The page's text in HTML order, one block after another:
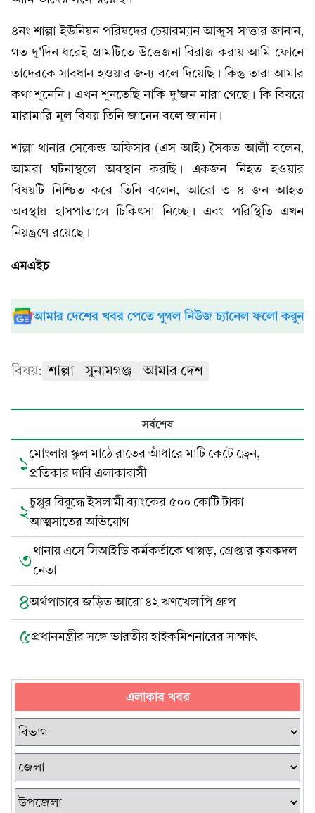
৪নং শাল্লা ইউনিয়ন পরিষদের চেয়ারম্যান আব্দুস সাত্তার জানান,
গত দু'দিন ধরেই গ্রামটিতে উত্তেজনা বিরাজ করায় আমি ফোনে
তাদেরকে সাবধান হওয়ার জন্য বলে দিয়েছি। কিন্তু তারা আমার
কথা শুনেনি। এখন শুনতেছি নাকি দু'জন মারা গেছে। কি বিষয়ে
মারামারি মূল বিষয় তিনি জানেন বলে জানান।
শাল্লা থানার সেকেন্ড অফিসার (এস আই) সৈকত আলী বলেন,
আমরা ঘটনাস্থলে অবস্থান করছি। একজন নিহত হওয়ার
বিষয়টি নিশ্চিত করে তিনি বলেন, আরো ৩-৪ জন আহত
অবস্থায় হাসপাতালে চিকিৎসা নিচ্ছে। এবং পরিস্থিতি এখন
নিয়ন্ত্রণে রয়েছে।
এমএইচ
আমার দেশের খবর পেতে গুগল নিউজ চ্যানেল ফলো করুন
বিষয়: শাল্লা সুনামগঞ্জ আমার দেশ
সর্বশেষ
১মোংলায় স্কুল মাঠে রাতের আঁধারে মাটি কেটে ড্রেন,
প্রতিকার দাবি এলাকাবাসী
২চুপ্পুর বিরুদ্ধে ইসলামী ব্যাংকের ৫০০ কোটি টাকা
আত্মসাতের অভিযোগ
৩থানায় এসে সিআইডি কর্মকর্তাকে থাপ্পড়, গ্রেপ্তার কৃষকদল
নেতা
৪অর্থপাচারে জড়িত আরো ৪২ ঋণখেলাপি গ্রুপ
৫প্রধানমন্ত্রীর সঙ্গে ভারতীয় হাইকমিশনারের সাক্ষাৎ
এলাকার খবর